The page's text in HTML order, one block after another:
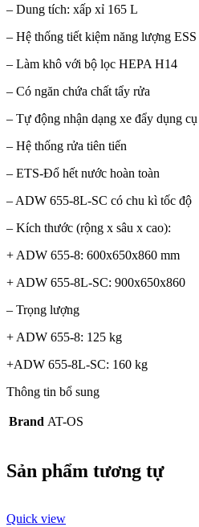
– Dung tích: xấp xỉ 165 L
– Hệ thống tiết kiệm năng lượng ESS
– Làm khô với bộ lọc HEPA H14
– Có ngăn chứa chất tẩy rửa
– Tự động nhận dạng xe đẩy dụng cụ
– Hệ thống rửa tiên tiến
– ETS-Đổ hết nước hoàn toàn
– ADW 655-8L-SC có chu kì tốc độ
– Kích thước (rộng x sâu x cao):
+ ADW 655-8: 600x650x860 mm
+ ADW 655-8L-SC: 900x650x860
– Trọng lượng
+ ADW 655-8: 125 kg
+ADW 655-8L-SC: 160 kg
Thông tin bổ sung
Brand AT-OS
Sản phẩm tương tự
Quick view